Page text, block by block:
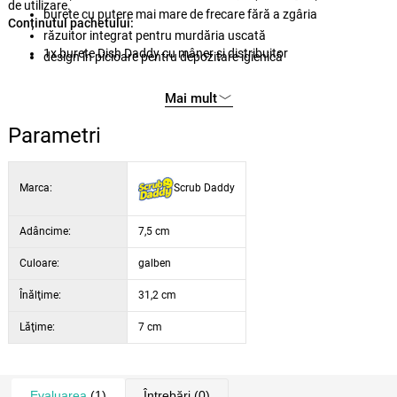
de utilizare.
burete cu putere mai mare de frecare fără a zgâria
răzuitor integrat pentru murdăria uscată
design în picioare pentru depozitare igienică
Conținutul pachetului:
1x burete Dish Daddy cu mâner și distribuitor
Mai mult
Parametri
Marca: Scrub Daddy
Adâncime: 7,5 cm
Culoare: galben
Înălţime: 31,2 cm
Lăţime: 7 cm